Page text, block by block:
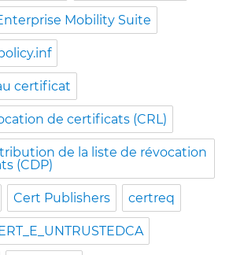
Mobility Suite
certificat
de certificats (CRL)
de la liste de révocation
(CDP)
Cert Publishers certreq